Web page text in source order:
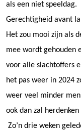
als een niet speeldag.
Gerechtigheid avant
Het zou mooi zijn als
mee wordt gehouden
voor alle slachtoffers
het pas weer in 2024
weer veel minder
ook dan zal
Zo’n drie weken